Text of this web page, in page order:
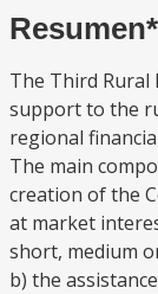
Resumen*
The Third Rural
support to the
regional
The main
creation of the
at market
short, medium
b) the